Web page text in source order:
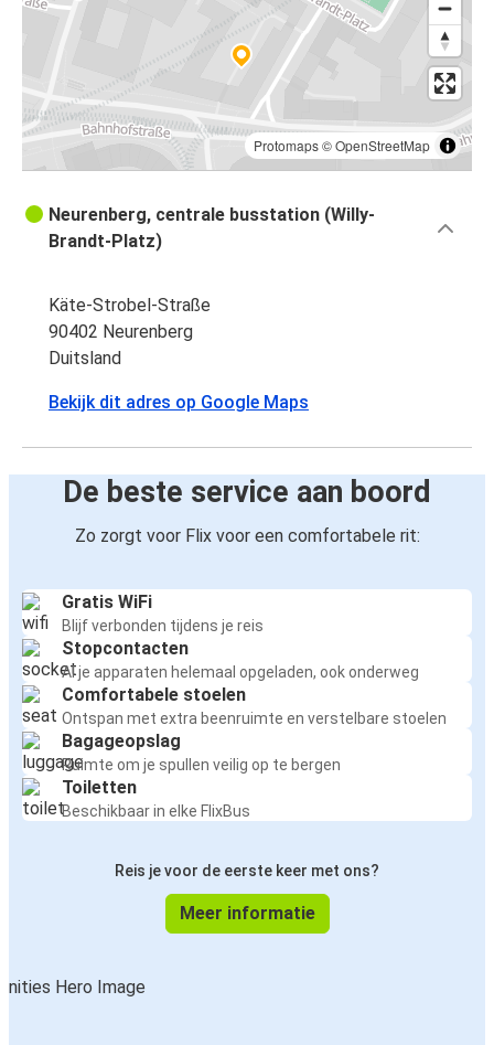
Protomaps©OpenStreetMap
Neurenberg, centrale busstation (Willy-
Brandt-Platz)
Käte-Strobel-Straße
90402 Neurenberg
Duitsland
Bekijk dit adres op Google Maps
De beste service aan boord
Zo zorgt voor Flix voor een comfortabele rit:
Gratis WiFi
Blijf verbonden tijdens je reis
Stopcontacten
Al je apparaten helemaal opgeladen, ook onderweg
Comfortabele stoelen
Ontspan met extra beenruimte en verstelbare stoelen
Bagageopslag
Ruimte om je spullen veilig op te bergen
Toiletten
Beschikbaar in elke FlixBus
Reis je voor de eerste keer met ons?
Meer informatie